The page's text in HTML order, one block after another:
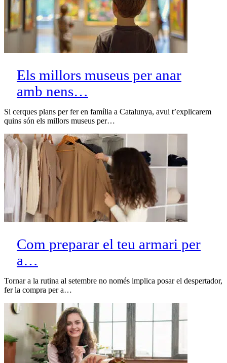
Els millors museus per anar
amb nens…
Si cerques plans per fer en família a Catalunya, avui t’explicarem
quins són els millors museus per…
Com preparar el teu armari per
a…
Tornar a la rutina al setembre no només implica posar el despertador,
fer la compra per a…